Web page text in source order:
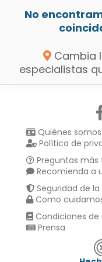
No
Cambia
especialistas
Quiénes somos
Política de
Preguntas
Recomienda a
Seguridad de
Como
Condiciones de
Prensa